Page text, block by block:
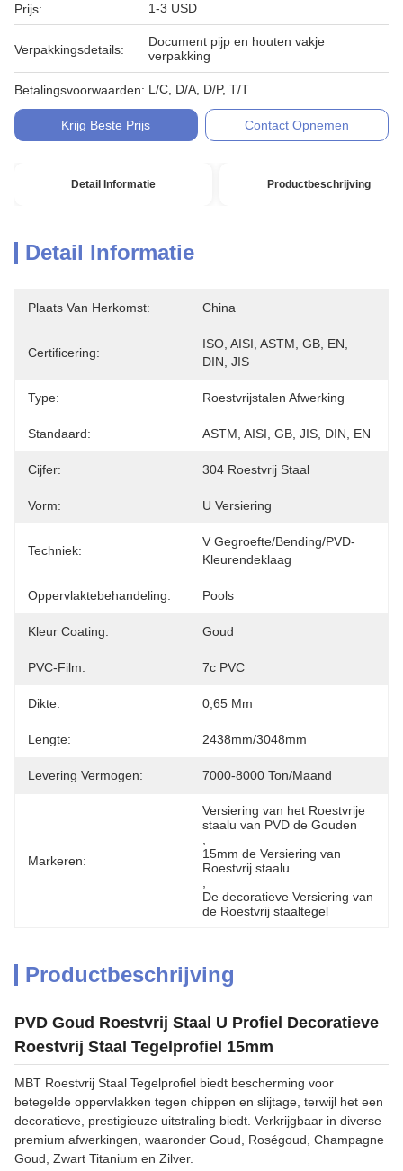
Prijs: 1-3 USD
Verpakkingsdetails:
Document pijp en houten vakje
verpakking
Betalingsvoorwaarden: L/C, D/A, D/P, T/T
Krijg Beste Prijs Contact Opnemen
Detail Informatie Productbeschrijving
Detail Informatie
Plaats Van Herkomst: China
Certificering:
ISO, AISI, ASTM, GB, EN,
DIN, JIS
Type: Roestvrijstalen Afwerking
Standaard: ASTM, AISI, GB, JIS, DIN, EN
Cijfer: 304 Roestvrij Staal
Vorm: U Versiering
Techniek:
V Gegroefte/Bending/PVD-
Kleurendeklaag
Oppervlaktebehandeling: Pools
Kleur Coating: Goud
PVC-Film: 7c PVC
Dikte: 0,65 Mm
Lengte: 2438mm/3048mm
Levering Vermogen: 7000-8000 Ton/maand
Markeren:
Versiering van het Roestvrije
staalu van PVD de Gouden
15mm de Versiering van
Roestvrij staalu
De decoratieve Versiering van
de Roestvrij staaltegel
Productbeschrijving
PVD Goud Roestvrij Staal U Profiel Decoratieve
Roestvrij Staal Tegelprofiel 15mm
MBT Roestvrij Staal Tegelprofiel biedt bescherming voor
betegelde oppervlakken tegen chippen en slijtage, terwijl het een
decoratieve, prestigieuze uitstraling biedt. Verkrijgbaar in diverse
premium afwerkingen, waaronder Goud, Roségoud, Champagne
Goud, Zwart Titanium en Zilver.